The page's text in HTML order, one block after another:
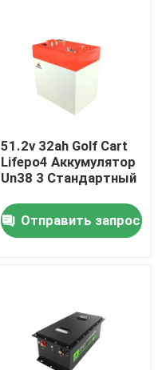
51.2v 32ah Golf Cart
Lifepo4 Аккумулятор
Un38 3 Стандартный
Отправить запрос